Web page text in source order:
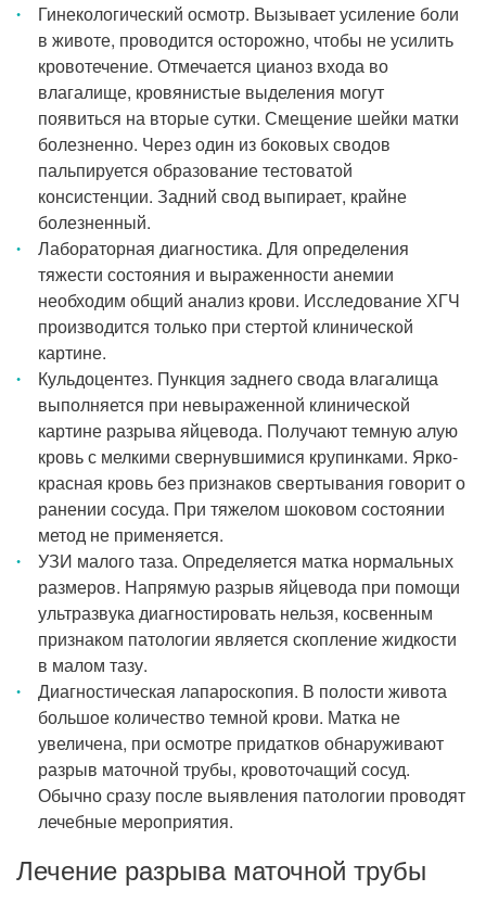
Гинекологический осмотр. Вызывает усиление боли
в животе, проводится осторожно, чтобы не усилить
кровотечение. Отмечается цианоз входа во
влагалище, кровянистые выделения могут
появиться на вторые сутки. Смещение шейки матки
болезненно. Через один из боковых сводов
пальпируется образование тестоватой
консистенции. Задний свод выпирает, крайне
болезненный.
Лабораторная диагностика. Для определения
тяжести состояния и выраженности анемии
необходим общий анализ крови. Исследование ХГЧ
производится только при стертой клинической
картине.
Кульдоцентез. Пункция заднего свода влагалища
выполняется при невыраженной клинической
картине разрыва яйцевода. Получают темную алую
кровь с мелкими свернувшимися крупинками. Ярко-
красная кровь без признаков свертывания говорит о
ранении сосуда. При тяжелом шоковом состоянии
метод не применяется.
УЗИ малого таза. Определяется матка нормальных
размеров. Напрямую разрыв яйцевода при помощи
ультразвука диагностировать нельзя, косвенным
признаком патологии является скопление жидкости
в малом тазу.
Диагностическая лапароскопия. В полости живота
большое количество темной крови. Матка не
увеличена, при осмотре придатков обнаруживают
разрыв маточной трубы, кровоточащий сосуд.
Обычно сразу после выявления патологии проводят
лечебные мероприятия.
Лечение разрыва маточной трубы